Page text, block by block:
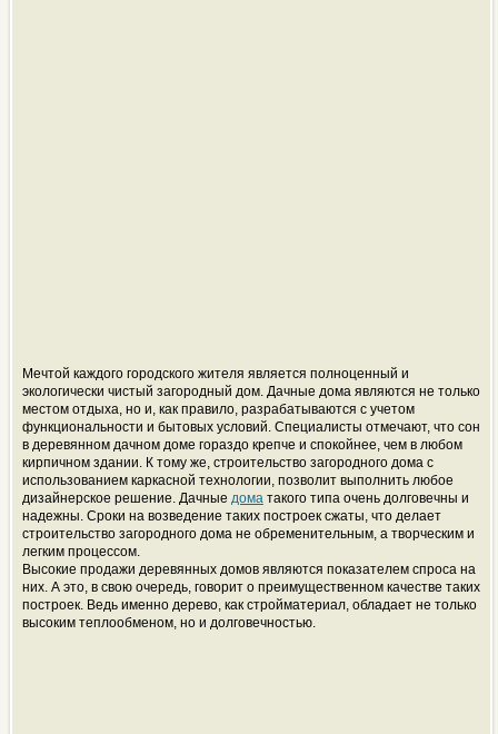
Мечтой каждого городского жителя является полноценный и
экологически чистый загородный дом. Дачные дома являются не только
местом отдыха, но и, как правило, разрабатываются с учетом
функциональности и бытовых условий. Специалисты отмечают, что сон
в деревянном дачном доме гораздо крепче и спокойнее, чем в любом
кирпичном здании. К тому же, строительство загородного дома с
использованием каркасной технологии, позволит выполнить любое
дизайнерское решение. Дачные доматакого типа очень долговечны и
надежны. Сроки на возведение таких построек сжаты, что делает
строительство загородного дома не обременительным, а творческим и
легким процессом.
Высокие продажи деревянных домов являются показателем спроса на
них. А это, в свою очередь, говорит о преимущественном качестве таких
построек. Ведь именно дерево, как стройматериал, обладает не только
высоким теплообменом, но и долговечностью.